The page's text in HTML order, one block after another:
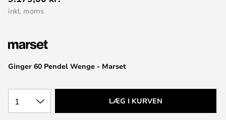
til
starten
billedgalleriet
Ginger 60 Pendel Wenge - Marset
inkl. moms
1 LÆG I KURVEN